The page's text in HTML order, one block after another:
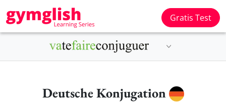
Gratis Test
Deutsche Konjugation